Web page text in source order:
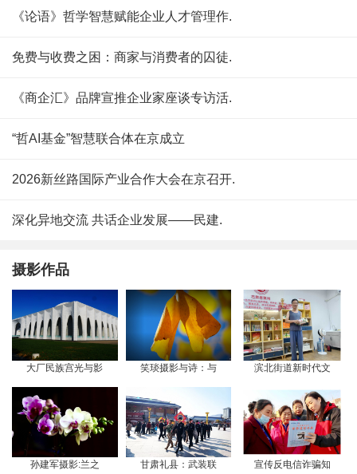
《论语》哲学智慧赋能企业人才管理作.
免费与收费之困：商家与消费者的囚徒.
《商企汇》品牌宣推企业家座谈专访活.
“哲AI基金”智慧联合体在京成立
2026新丝路国际产业合作大会在京召开.
深化异地交流 共话企业发展——民建.
摄影作品
大厂民族宫光与影 笑琰摄影与诗：与 滨北街道新时代文
孙建军摄影:兰之 甘肃礼县：武装联 宣传反电信诈骗知